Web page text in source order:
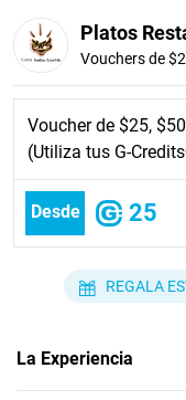
Platos
Vouchers de
Voucher de $25,
(Utiliza tus G-
Desde 25
REGALA
La Experiencia